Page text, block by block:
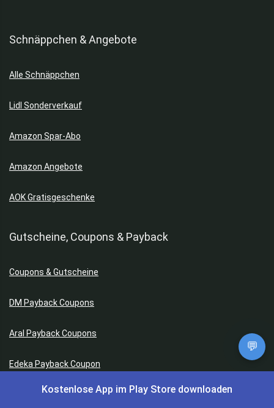
Schnäppchen & Angebote
Alle Schnäppchen
Lidl Sonderverkauf
Amazon Spar-Abo
Amazon Angebote
AOK Gratisgeschenke
Gutscheine, Coupons & Payback
Coupons & Gutscheine
DM Payback Coupons
Aral Payback Coupons
Edeka Payback Coupon
Burger King Gutscheine
💬
Kostenlose App im Play Store downloaden